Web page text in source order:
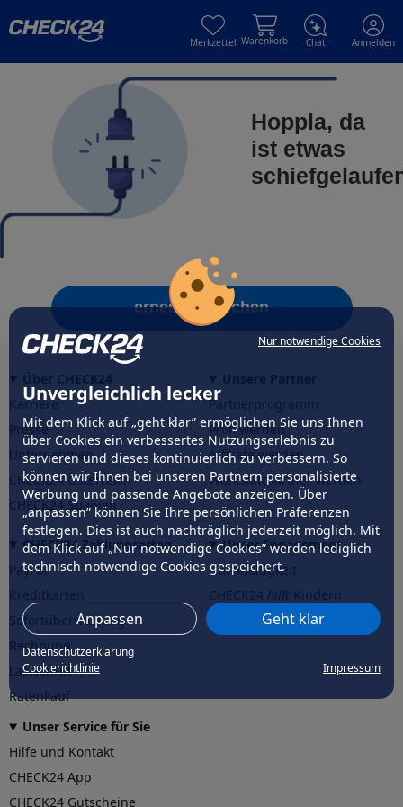
Nur notwendige Cookies
Unvergleichlich lecker
Mit dem Klick auf „geht klar” ermöglichen Sie uns Ihnen
über Cookies ein verbessertes Nutzungserlebnis zu
servieren und dieses kontinuierlich zu verbessern. So
können wir Ihnen bei unseren Partnern personalisierte
Werbung und passende Angebote anzeigen. Über
„anpassen” können Sie Ihre persönlichen Präferenzen
festlegen. Dies ist auch nachträglich jederzeit möglich. Mit
dem Klick auf „Nur notwendige Cookies” werden lediglich
technisch notwendige Cookies gespeichert.
Anpassen Geht klar
Datenschutzerklärung
Cookierichtlinie
Impressum
Merkzettel Warenkorb Chat Anmelden
Hoppla, da
ist etwas
erneut versuchen
Karriere
Presse
Unternehmen
CHECK24 Österreich
CHECK24 Spanien
Partnerprogramm
Profi werden
Affiliate werden
Werkstattpartner werden
CHECK24 Zahlungsarten
PayPal
Sofortüberweisung
Rechnung
Lastschrift
Ratenkauf
Unser Engagement
Nachhaltigkeit
CHECK24hilftder Natur
Unser Service für Sie
Hilfe und Kontakt
CHECK24 App
CHECK24 Gutscheine